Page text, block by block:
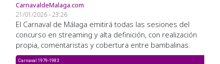
CarnavaldeMalaga.com
21/01/2026 - 23:26
El Carnaval de Málaga emitirá todas las sesiones del
concurso en streaming y alta definición, con realización
propia, comentaristas y cobertura entre bambalinas.
Carnaval 1979-1983